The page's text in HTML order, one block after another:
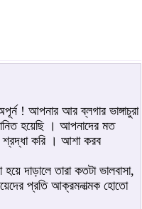
! আপনার আর ব্লগার ভাঙ্গাচুরা
হয়েছি । আপনাদের মত
করি । আশা করব
দাড়ালে তারা কতটা ভালবাসা,
প্রতি আক্রমনাত্মক হোতো